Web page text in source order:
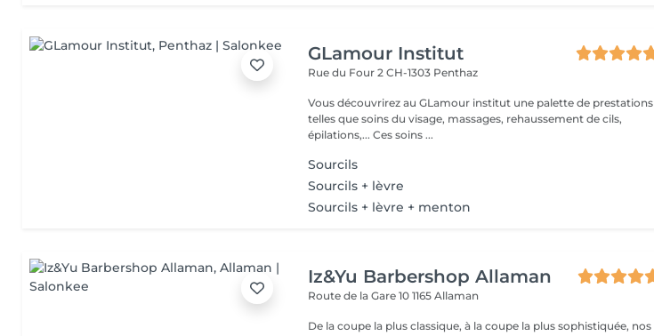
GLamour Institut
Rue du Four 2CH-1303 Penthaz
Vous découvrirez au GLamour institut une palette de prestations
telles que soins du visage, massages, rehaussement de cils,
épilations,... Ces soins ...
Sourcils
Sourcils + lèvre
Sourcils + lèvre + menton
Iz&Yu Barbershop Allaman
Route de la Gare 101165 Allaman
De la coupe la plus classique, à la coupe la plus sophistiquée, nos